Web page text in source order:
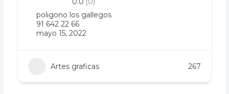
poligono los gallegos
91 642 22 66
mayo 15, 2022
Artes graficas 267